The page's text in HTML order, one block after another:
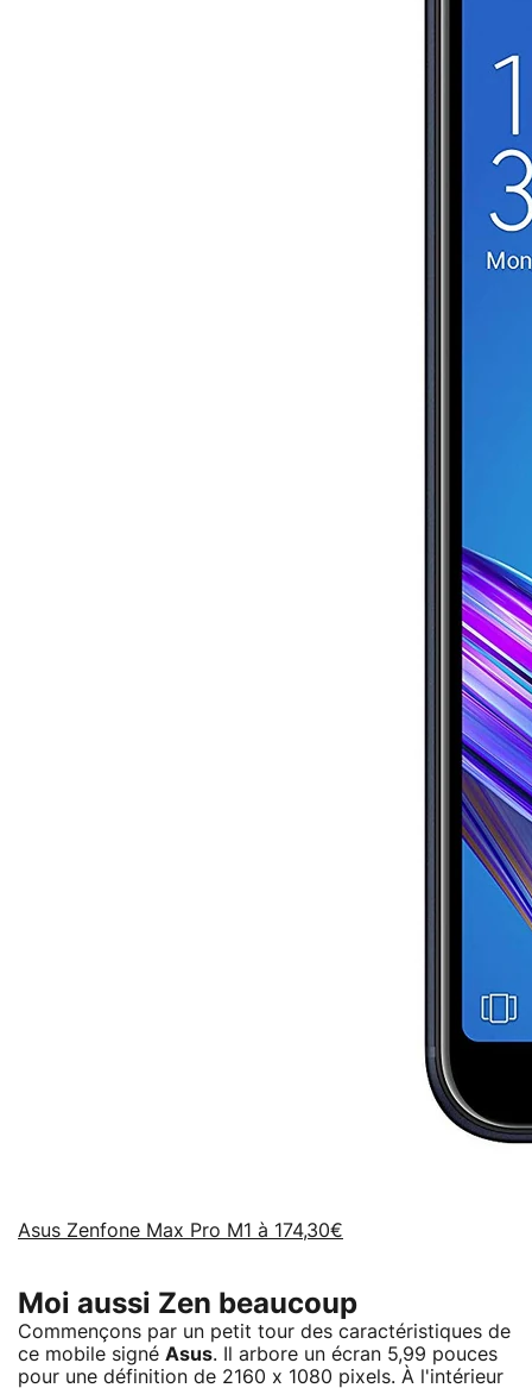
Asus Zenfone Max Pro M1 à 174,30€
Moi aussi Zen beaucoup
Commençons par un petit tour des caractéristiques de
ce mobile signé Asus. Il arbore un écran 5,99 pouces
pour une définition de 2160 x 1080 pixels. À l'intérieur